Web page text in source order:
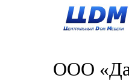
ООО